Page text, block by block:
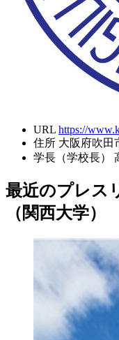
URL https://
住所 大阪府吹田
学長（学校長）
最近のプレス
（関西大学）